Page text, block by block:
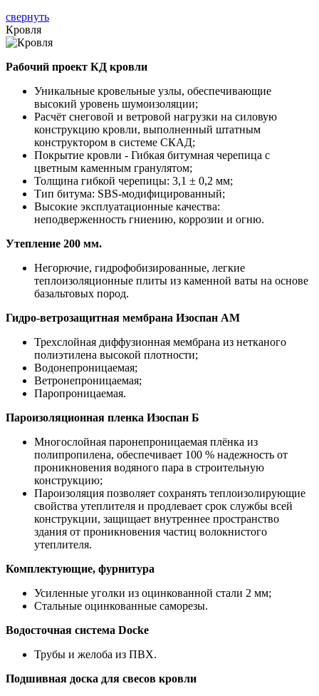
свернуть
Кровля
Рабочий проект КД кровли
Уникальные кровельные узлы, обеспечивающие
высокий уровень шумоизоляции;
Расчёт снеговой и ветровой нагрузки на силовую
конструкцию кровли, выполненный штатным
конструктором в системе СКАД;
Покрытие кровли - Гибкая битумная черепица с
цветным каменным гранулятом;
Толщина гибкой черепицы: 3,1 ± 0,2 мм;
Тип битума: SBS-модифицированный;
Высокие эксплуатационные качества:
неподверженность гниению, коррозии и огню.
Утепление 200 мм.
Негорючие, гидрофобизированные, легкие
теплоизоляционные плиты из каменной ваты на основе
базальтовых пород.
Гидро-ветрозащитная мембрана Изоспан АМ
Трехслойная диффузионная мембрана из нетканого
полиэтилена высокой плотности;
Водонепроницаемая;
Ветронепроницаемая;
Паропроницаемая.
Пароизоляционная пленка Изоспан Б
Многослойная паронепроницаемая плёнка из
полипропилена, обеспечивает 100 % надежность от
проникновения водяного пара в строительную
конструкцию;
Пароизоляция позволяет сохранять теплоизолирующие
свойства утеплителя и продлевает срок службы всей
конструкции, защищает внутреннее пространство
здания от проникновения частиц волокнистого
утеплителя.
Комплектующие, фурнитура
Усиленные уголки из оцинкованной стали 2 мм;
Стальные оцинкованные саморезы.
Водосточная система Docke
Трубы и желоба из ПВХ.
Подшивная доска для свесов кровли